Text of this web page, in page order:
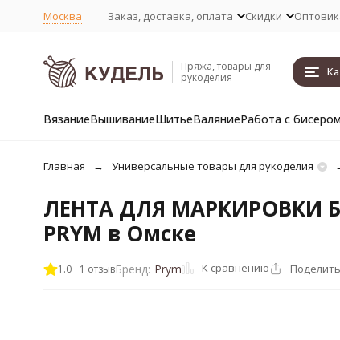
Москва Заказ, доставка, оплата Скидки
Пряжа, товары для
рукоделия
ВязаниеВышиваниеШитьеВаляниеРабота с
Главная Универсальные товары для рукоделия
ЛЕНТА ДЛЯ
PRYM в Омске
1.0 1 отзывБренд: Prym К сравнению